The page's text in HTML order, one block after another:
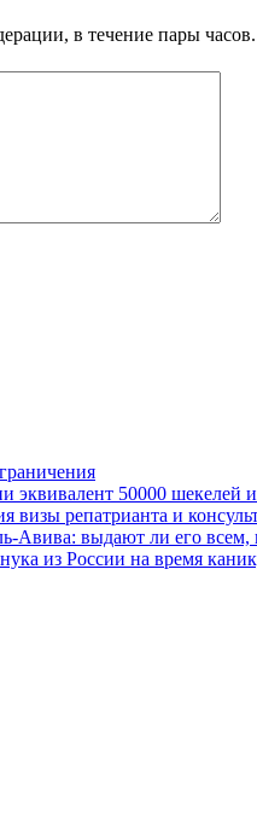
в течение пары часов.
50000 шекелей
визы репатрианта и
Авива: выдают ли его всем,
из России на время